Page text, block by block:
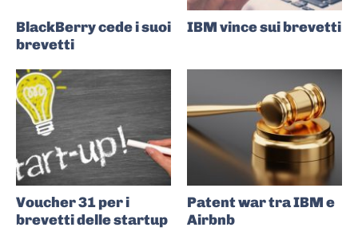
BlackBerry cede i suoi
brevetti
IBM vince sui brevetti
Voucher 31 per i
brevetti delle startup
Patent war tra IBM e
Airbnb